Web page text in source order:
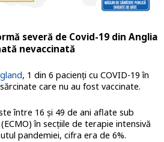
severă de Covid-19 din Anglia
nevaccinată
, 1 din 6 pacienți cu COVID-19 în
care nu au fost vaccinate.
între 16 și 49 de ani aflate sub
în secțiile de terapie intensivă
pandemiei, cifra era de 6%.